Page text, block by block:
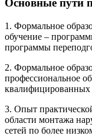
Основные пути
1. Формальное
обучение –
программы
2. Формальное
профессиональное
квалифицированных
3. Опыт
области монтажа
сетей по более